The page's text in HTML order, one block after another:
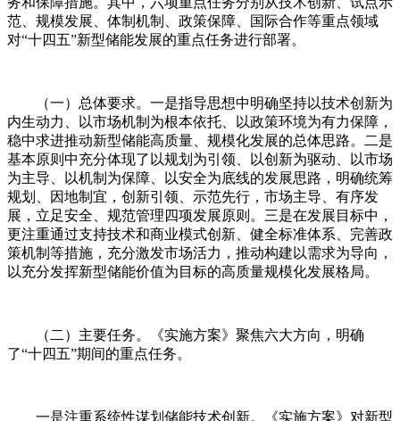
范、规模发展、体制机制、政策保障、国际合作等重点领域
对“十四五”新型储能发展的重点任务进行部署。
（一）总体要求。一是指导思想中明确坚持以技术创新为
内生动力、以市场机制为根本依托、以政策环境为有力保障，
稳中求进推动新型储能高质量、规模化发展的总体思路。二是
基本原则中充分体现了以规划为引领、以创新为驱动、以市场
为主导、以机制为保障、以安全为底线的发展思路，明确统筹
规划、因地制宜，创新引领、示范先行，市场主导、有序发
展，立足安全、规范管理四项发展原则。三是在发展目标中，
更注重通过支持技术和商业模式创新、健全标准体系、完善政
策机制等措施，充分激发市场活力，推动构建以需求为导向，
以充分发挥新型储能价值为目标的高质量规模化发展格局。
（二）主要任务。《实施方案》聚焦六大方向，明确
了“十四五”期间的重点任务。
一是注重系统性谋划储能技术创新。《实施方案》对新型